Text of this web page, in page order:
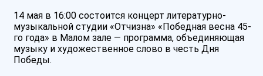
14 мая в 16:00 состоится концерт литературно-
музыкальной студии «Отчизна» «Победная весна 45-
го года» в Малом зале — программа, объединяющая
музыку и художественное слово в честь Дня
Победы.